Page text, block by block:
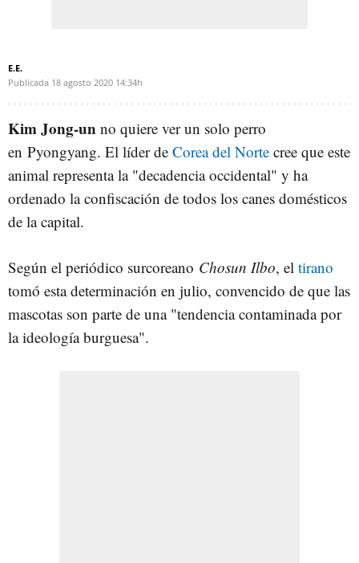
E.E.
Publicada 18 agosto 2020 14:34h
Kim Jong-un no quiere ver un solo perro
en Pyongyang. El líder de Corea del Norte cree que este
animal representa la "decadencia occidental" y ha
ordenado la confiscación de todos los canes domésticos
de la capital.
Según el periódico surcoreano Chosun Ilbo, el tirano
tomó esta determinación en julio, convencido de que las
mascotas son parte de una "tendencia contaminada por
la ideología burguesa".